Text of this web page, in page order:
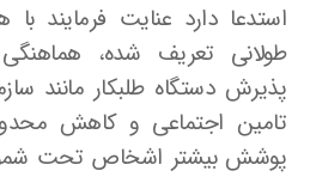
استدعا دارد عنایت فرمایند
طولانی تعریف شده،
پذیرش دستگاه طلبکار مانند
تامین اجتماعی و کاهش
پوشش بیشتر اشخاص تحت